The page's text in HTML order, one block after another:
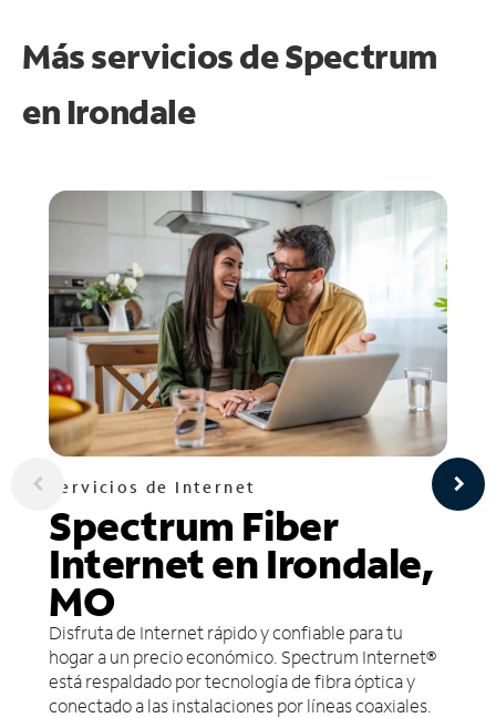
Más servicios de Spectrum
en Irondale
Servicios de Internet
Spectrum Fiber
Internet en Irondale,
MO
Disfruta de Internet rápido y confiable para tu
hogar a un precio económico. Spectrum Internet®
está respaldado por tecnología de fibra óptica y
conectado a las instalaciones por líneas coaxiales.